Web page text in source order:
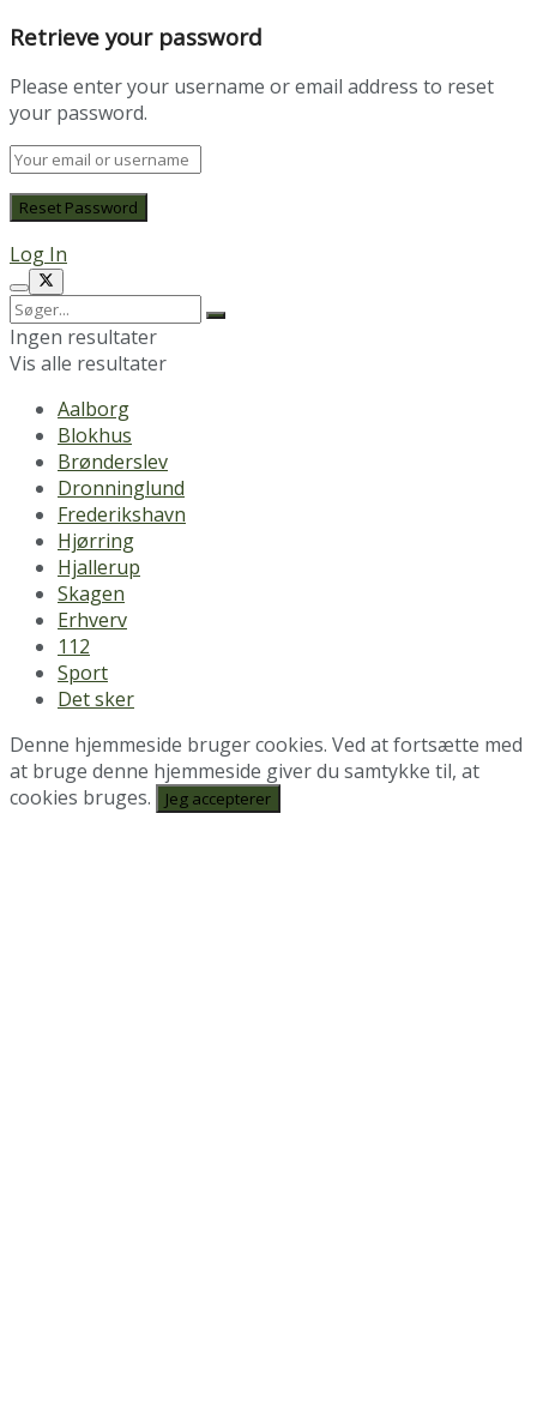
Retrieve your password
Please enter your username or email address to reset
your password.
Log In
Ingen resultater
Vis alle resultater
Aalborg
Blokhus
Brønderslev
Dronninglund
Frederikshavn
Hjørring
Hjallerup
Skagen
Erhverv
112
Sport
Det sker
Denne hjemmeside bruger cookies. Ved at fortsætte med
at bruge denne hjemmeside giver du samtykke til, at
cookies bruges.
Jeg accepterer